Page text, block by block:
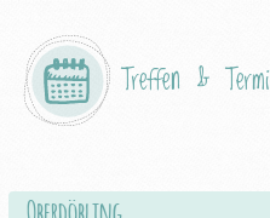
Treffen &